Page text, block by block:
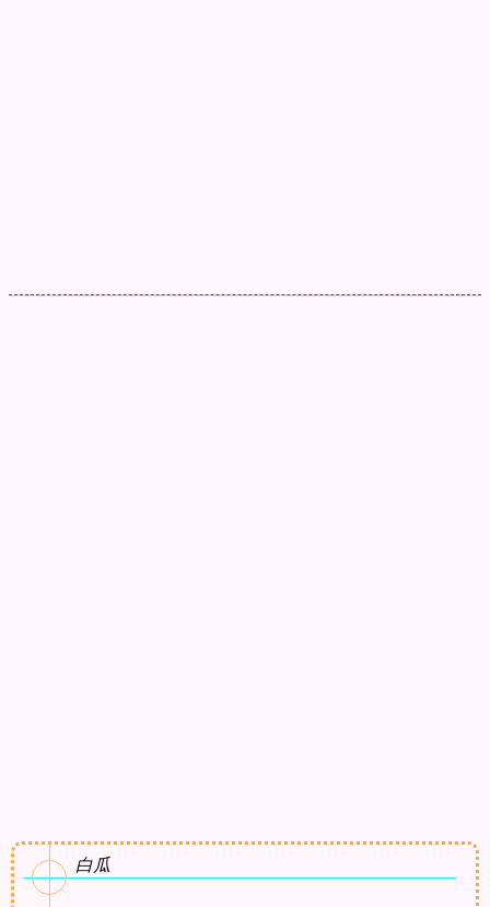
白瓜